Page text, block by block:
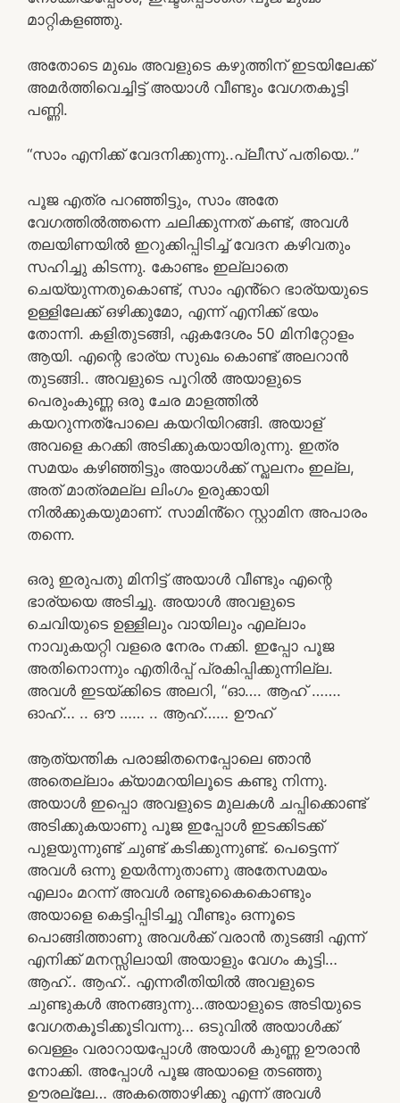
മാറ്റികളഞ്ഞു.
അതോടെ മുഖം അവളുടെ കഴുത്തിന് ഇടയിലേക്ക്
അമർത്തിവെച്ചിട്ട് അയാൾ വീണ്ടും വേഗതകൂട്ടി
പണ്ണി.
“സാം എനിക്ക് വേദനിക്കുന്നു..പ്ലീസ് പതിയെ..”
പൂജ എത്ര പറഞ്ഞിട്ടും, സാം അതേ
വേഗത്തിൽത്തന്നെ ചലിക്കുന്നത് കണ്ട്, അവൾ
തലയിണയിൽ ഇറുക്കിപ്പിടിച്ച് വേദന കഴിവതും
സഹിച്ചു കിടന്നു. കോണ്ടം ഇല്ലാതെ
ചെയ്യുന്നതുകൊണ്ട്, സാം എൻ്റെ ഭാര്യയുടെ
ഉള്ളിലേക്ക് ഒഴിക്കുമോ, എന്ന് എനിക്ക് ഭയം
തോന്നി. കളിതുടങ്ങി, ഏകദേശം 50 മിനിറ്റോളം
ആയി. എന്റെ ഭാര്യ സുഖം കൊണ്ട് അലറാൻ
തുടങ്ങി.. അവളുടെ പൂറിൽ അയാളുടെ
പെരുംകുണ്ണ ഒരു ചേര മാളത്തിൽ
കയറുന്നത്പോലെ കയറിയിറങ്ങി. അയാള്
അവളെ കറക്കി അടിക്കുകയായിരുന്നു. ഇത്ര
സമയം കഴിഞ്ഞിട്ടും അയാൾക്ക് സ്ഖലനം ഇല്ല,
അത് മാത്രമല്ല ലിംഗം ഉരുക്കായി
നിൽക്കുകയുമാണ്. സാമിൻ്റെ സ്റ്റാമിന അപാരം
തന്നെ.
ഒരു ഇരുപതു മിനിട്ട് അയാൾ വീണ്ടും എന്റെ
ഭാര്യയെ അടിച്ചു. അയാൾ അവളുടെ
ചെവിയുടെ ഉള്ളിലും വായിലും എല്ലാം
നാവുകയറ്റി വളരെ നേരം നക്കി. ഇപ്പോ പൂജ
അതിനൊന്നും എതിർപ്പ് പ്രകിപ്പിക്കുന്നില്ല.
അവൾ ഇടയ്ക്കിടെ അലറി, “ഓ…. ആഹ് …….
ഓഹ്… .. ഔ …… .. ആഹ്…… ഊഹ്
ആത്യന്തിക പരാജിതനെപ്പോലെ ഞാൻ
അതെല്ലാം ക്യാമറയിലൂടെ കണ്ടു നിന്നു.
അയാൾ ഇപ്പൊ അവളുടെ മുലകൾ ചപ്പിക്കൊണ്ട്
അടിക്കുകയാണു പൂജ ഇപ്പോൾ ഇടക്കിടക്ക്
പുളയുന്നുണ്ട് ചുണ്ട് കടിക്കുന്നുണ്ട്. പെട്ടെന്ന്
അവൾ ഒന്നു ഉയർന്നുതാണു അതേസമയം
എലാം മറന്ന് അവൾ രണ്ടുകൈകൊണ്ടും
അയാളെ കെട്ടിപ്പിടിച്ചു വീണ്ടും ഒന്നൂടെ
പൊങ്ങിത്താണു അവൾക്ക് വരാൻ തുടങ്ങി എന്ന്
എനിക്ക് മനസ്സിലായി അയാളും വേഗം കൂട്ടി…
ആഹ്.. ആഹ്..‌ എന്നരീതിയിൽ അവളുടെ
ചുണ്ടുകൾ അനങ്ങുന്നു…അയാളുടെ അടിയുടെ
വേഗതകൂടിക്കൂടിവന്നു… ഒടുവിൽ അയാൾക്ക്
വെള്ളം വരാറായപ്പോൾ അയാൾ കുണ്ണ ഊരാൻ
നോക്കി. അപ്പോൾ പൂജ അയാളെ തടഞ്ഞു
ഊരല്ലേ… അകത്തൊഴിക്കു എന്ന് അവൾ